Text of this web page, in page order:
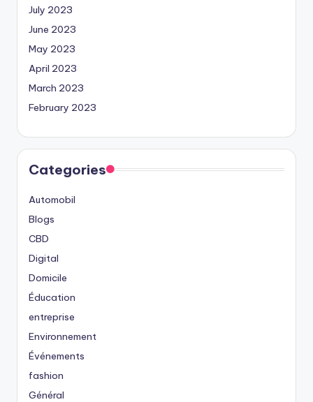
July 2023
June 2023
May 2023
April 2023
March 2023
February 2023
Categories
Automobil
Blogs
CBD
Digital
Domicile
Éducation
entreprise
Environnement
Événements
fashion
Général